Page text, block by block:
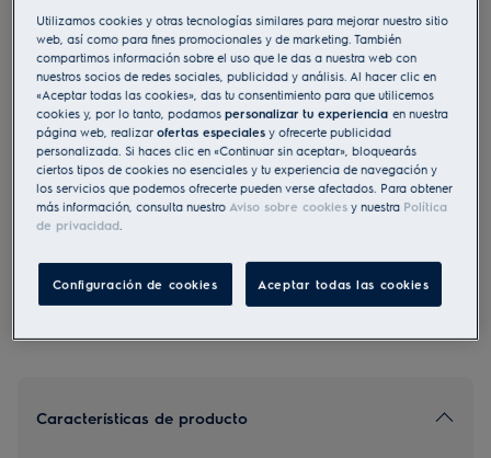
EFU216S
Campana extractora convencional
Serie 300 LEDLights de 60 cm
4.6 (12)
Ficha de información del producto
Beneficios
Elimina eficientemente los malos olores de la cocina
ExtractionTech Standard - motor potente y de larga duración
Iluminación pura. Buena visibilidad mientras cocinas.
Características de producto
Utilizamos cookies y otras tecnologías similares para mejorar nuestro sitio
web, así como para fines promocionales y de marketing. También
compartimos información sobre el uso que le das a nuestra web con
nuestros socios de redes sociales, publicidad y análisis. Al hacer clic en
«Aceptar todas las cookies», das tu consentimiento para que utilicemos
cookies y, por lo tanto, podamospersonalizar tu experienciaen nuestra
página web, realizarofertas especiales y ofrecerte publicidad
personalizada. Si haces clic en «Continuar sin aceptar», bloquearás
ciertos tipos de cookies no esenciales y tu experiencia de navegación y
los servicios que podemos ofrecerte pueden verse afectados. Para obtener
más información, consulta nuestro Aviso sobre cookies y nuestra Política
de privacidad.
Configuración de cookies Aceptar todas las cookies